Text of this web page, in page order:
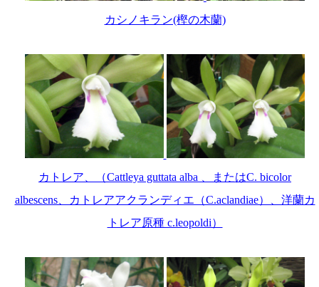
カシノキラン(樫の木蘭)
カトレア、（Cattleya guttata alba 、またはC. bicolor
albescens、カトレアアクランディエ（C.aclandiae）、洋蘭カ
トレア原種 c.leopoldi）